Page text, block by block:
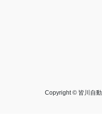
Copyright © 皆川自